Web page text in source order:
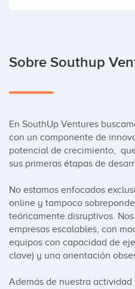
Sobre Southup
En SouthUp Ventures
con un componente de
potencial de crecimiento,
sus primeras étapas de
No estamos enfocados
online y tampoco
teóricamente disruptivos.
empresas escalables, con
equipos con capacidad de
clave) y una orientación
Además de nuestra